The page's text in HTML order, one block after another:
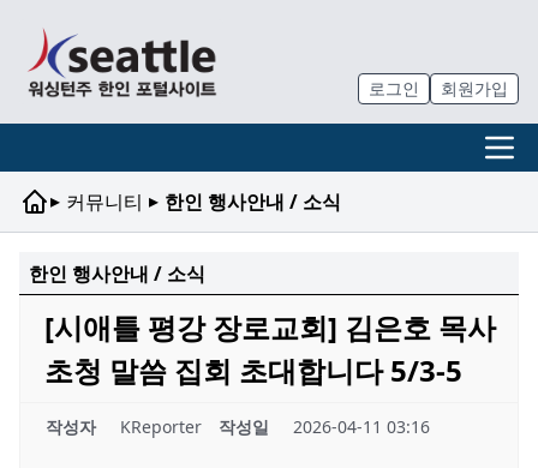
로그인 회원가입
▸ 커뮤니티 ▸ 한인 행사안내 / 소식
한인 행사안내 / 소식
[시애틀 평강 장로교회] 김은호 목사
초청 말씀 집회 초대합니다 5/3-5
작성자 KReporter 작성일 2026-04-11 03:16